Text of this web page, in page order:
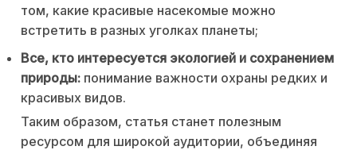
том, какие красивые насекомые можно
встретить в разных уголках планеты;
Все, кто интересуется экологией и сохранением
природы: понимание важности охраны редких и
красивых видов.
Таким образом, статья станет полезным
ресурсом для широкой аудитории, объединяя